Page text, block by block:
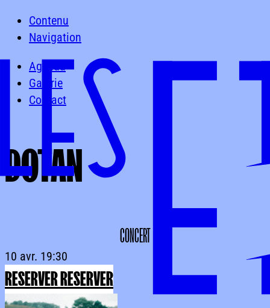
Contenu
Navigation
Agenda
Galerie
Contact
DOTAN
CONCERT
10 avr. 19:30
RESERVERRESERVER